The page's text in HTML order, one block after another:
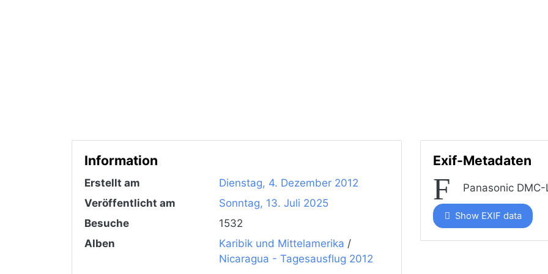
Information
Erstellt am
Dienstag, 4. Dezember 2012
Veröffentlicht am
Sonntag, 13. Juli 2025
Besuche
1532
Alben
Karibik und Mittelamerika /
Nicaragua - Tagesausflug 2012
Exif-Metadaten
Panasonic DMC-
Show EXIF data